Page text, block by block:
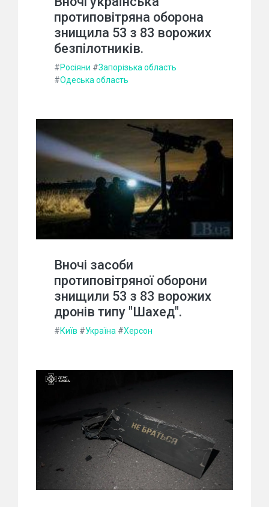
протиповітряна оборона
знищила 53 з 83 ворожих
безпілотників.
#Росіяни #Запорізька область
#Одеська область
Вночі засоби
протиповітряної оборони
знищили 53 з 83 ворожих
дронів типу "Шахед".
#Київ #Україна #Херсон